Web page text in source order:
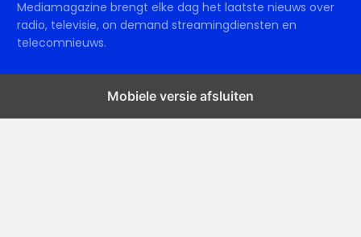
Mediamagazine brengt elke dag het laatste nieuws over
radio, televisie, on demand streamingdiensten en
telecomnieuws.
Mobiele versie afsluiten